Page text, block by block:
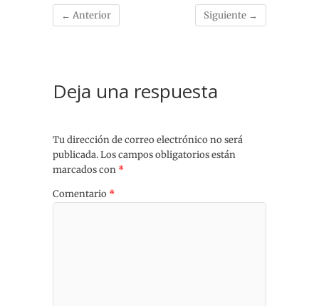
← Anterior Siguiente →
Deja una respuesta
Tu dirección de correo electrónico no será
publicada.Los campos obligatorios están
marcados con *
Comentario *